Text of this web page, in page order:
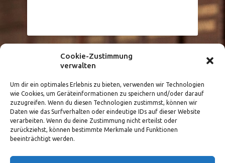
Cookie-Zustimmung
verwalten
Um dir ein optimales Erlebnis zu bieten, verwenden wir Technologien
wie Cookies, um Geräteinformationen zu speichern und/oder darauf
zuzugreifen. Wenn du diesen Technologien zustimmst, können wir
Daten wie das Surfverhalten oder eindeutige IDs auf dieser Website
verarbeiten. Wenn du deine Zustimmung nicht erteilst oder
zurückziehst, können bestimmte Merkmale und Funktionen
beeinträchtigt werden.
Größere Karte anzeigen